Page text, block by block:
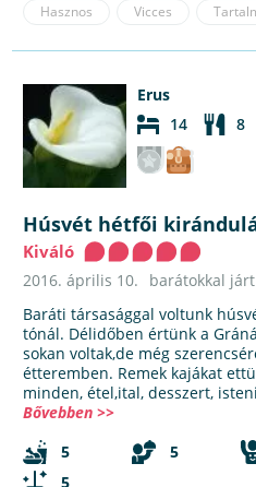
Hasznos Vicces
Erus
14
8
Húsvét hétfői
Kiváló
2016. április 10.
barátokkal
Baráti társasággal voltunk
tónál. Délidőben értünk a
sokan voltak,de még
étteremben. Remek kajákat
minden, étel,ital, desszert,
Bővebben >>
5
5
5